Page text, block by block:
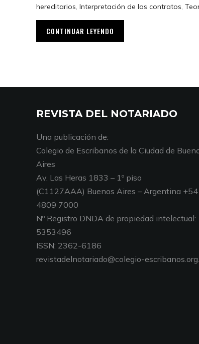
hereditarios, Interpretación de los contratos,
CONTINUAR LEYENDO
REVISTA DEL NOTARIADO
Una publicación de:
Colegio de Escribanos de la Ciudad de
Aires
Av. Las Heras 1833 – 1º piso
(C1127AAA) Buenos Aires – Argentina
4809 7000
Nº Registro DNDA de propiedad intelectual:
5353496
ISSN: 2362-6186
revistadelnotariado@colegio-